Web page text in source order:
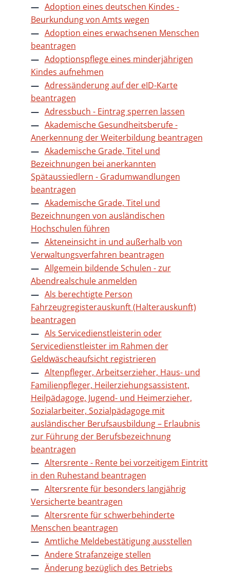
Adoption eines deutschen Kindes -
Beurkundung von Amts wegen
Adoption eines erwachsenen Menschen
beantragen
Adoptionspflege eines minderjährigen
Kindes aufnehmen
Adressänderung auf der eID-Karte
beantragen
Adressbuch - Eintrag sperren lassen
Akademische Gesundheitsberufe -
Anerkennung der Weiterbildung beantragen
Akademische Grade, Titel und
Bezeichnungen bei anerkannten
Spätaussiedlern - Gradumwandlungen
beantragen
Akademische Grade, Titel und
Bezeichnungen von ausländischen
Hochschulen führen
Akteneinsicht in und außerhalb von
Verwaltungsverfahren beantragen
Allgemein bildende Schulen - zur
Abendrealschule anmelden
Als berechtigte Person
Fahrzeugregisterauskunft (Halterauskunft)
beantragen
Als Servicedienstleisterin oder
Servicedienstleister im Rahmen der
Geldwäscheaufsicht registrieren
Altenpfleger, Arbeitserzieher, Haus- und
Familienpfleger, Heilerziehungsassistent,
Heilpädagoge, Jugend- und Heimerzieher,
Sozialarbeiter, Sozialpädagoge mit
ausländischer Berufsausbildung – Erlaubnis
zur Führung der Berufsbezeichnung
beantragen
Altersrente - Rente bei vorzeitigem Eintritt
in den Ruhestand beantragen
Altersrente für besonders langjährig
Versicherte beantragen
Altersrente für schwerbehinderte
Menschen beantragen
Amtliche Meldebestätigung ausstellen
Andere Strafanzeige stellen
Änderung bezüglich des Betriebs